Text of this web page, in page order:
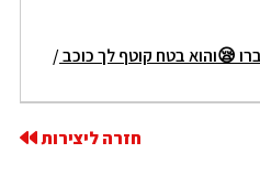
😪והוא בטח קוטף לך כוכב/
חזרה ליצירות